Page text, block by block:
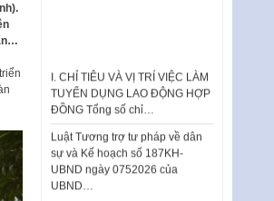
TUYỂN DỤNG LAO ĐỘNG HỢP
ĐỒNG Tổng số chỉ…
Luật Tương trợ tư pháp về dân
sự và Kế hoạch số 187KH-
UBND ngày 0752026 của
UBND…
Ban hành Danh mục vị trí khai